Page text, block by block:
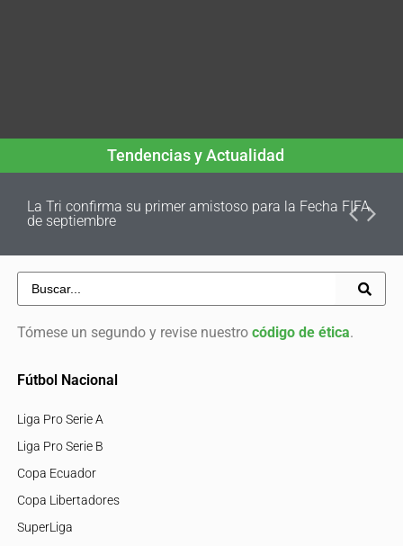
Tendencias y Actualidad
La Tri confirma su primer amistoso para la Fecha FIFA
de septiembre
Tómese un segundo y revise nuestro código de ética.
Fútbol Nacional
Liga Pro Serie A
Liga Pro Serie B
Copa Ecuador
Copa Libertadores
SuperLiga